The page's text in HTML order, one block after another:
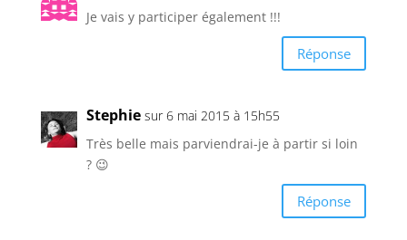
Je vais y participer également !!!
Réponse
Stephie sur 6 mai 2015 à 15h55
Très belle mais parviendrai-je à partir si loin
? 😉
Réponse